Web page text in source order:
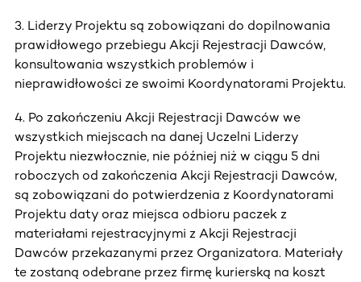
3. Liderzy Projektu są zobowiązani do dopilnowania
prawidłowego przebiegu Akcji Rejestracji Dawców,
konsultowania wszystkich problemów i
nieprawidłowości ze swoimi Koordynatorami Projektu.
4. Po zakończeniu Akcji Rejestracji Dawców we
wszystkich miejscach na danej Uczelni Liderzy
Projektu niezwłocznie, nie później niż w ciągu 5 dni
roboczych od zakończenia Akcji Rejestracji Dawców,
są zobowiązani do potwierdzenia z Koordynatorami
Projektu daty oraz miejsca odbioru paczek z
materiałami rejestracyjnymi z Akcji Rejestracji
Dawców przekazanymi przez Organizatora. Materiały
te zostaną odebrane przez firmę kurierską na koszt